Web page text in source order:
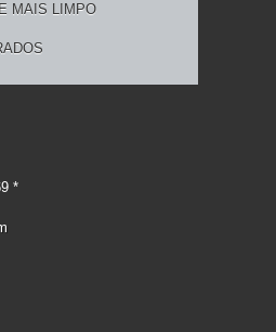
MAIS LIMPO
*